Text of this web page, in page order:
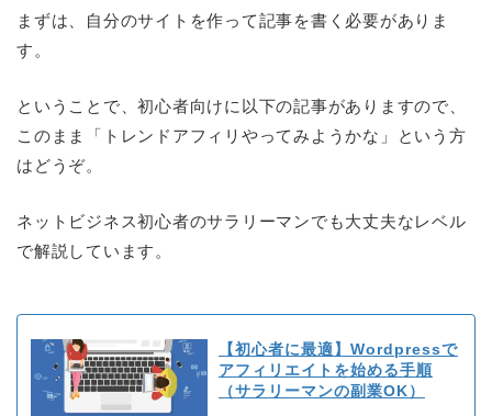
まずは、自分のサイトを作って記事を書く必要がありま
す。
ということで、初心者向けに以下の記事がありますので、
このまま「トレンドアフィリやってみようかな」という方
はどうぞ。
ネットビジネス初心者のサラリーマンでも大丈夫なレベル
で解説しています。
【初心者に最適】Wordpressで
アフィリエイトを始める手順
（サラリーマンの副業OK）